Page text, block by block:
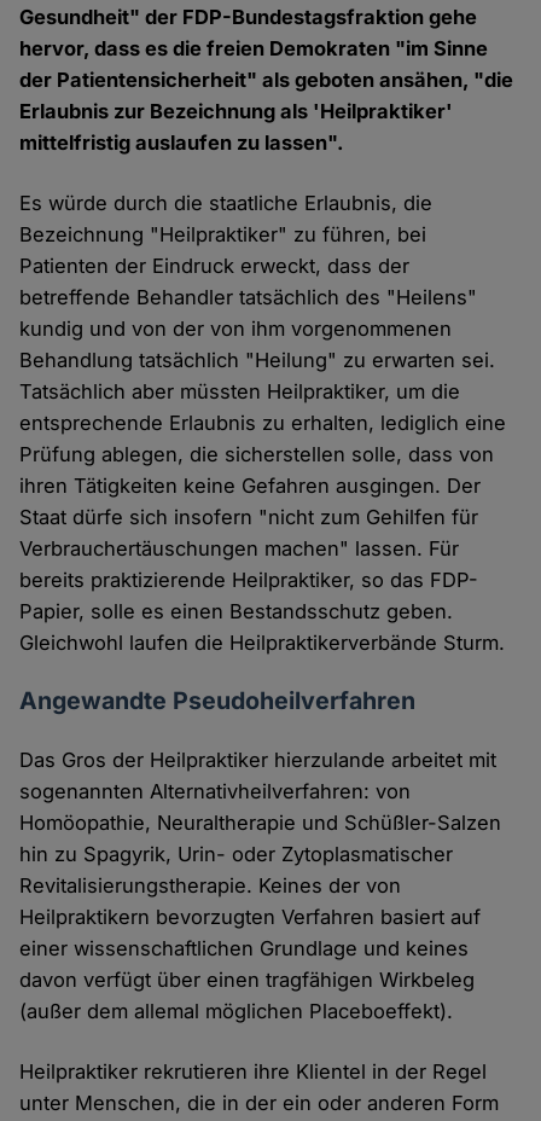
Gesundheit" der FDP-Bundestagsfraktion gehe
hervor, dass es die freien Demokraten "im Sinne
der Patientensicherheit" als geboten ansähen, "die
Erlaubnis zur Bezeichnung als 'Heilpraktiker'
mittelfristig auslaufen zu lassen".
Es würde durch die staatliche Erlaubnis, die
Bezeichnung "Heilpraktiker" zu führen, bei
Patienten der Eindruck erweckt, dass der
betreffende Behandler tatsächlich des "Heilens"
kundig und von der von ihm vorgenommenen
Behandlung tatsächlich "Heilung" zu erwarten sei.
Tatsächlich aber müssten Heilpraktiker, um die
entsprechende Erlaubnis zu erhalten, lediglich eine
Prüfung ablegen, die sicherstellen solle, dass von
ihren Tätigkeiten keine Gefahren ausgingen. Der
Staat dürfe sich insofern "nicht zum Gehilfen für
Verbrauchertäuschungen machen" lassen. Für
bereits praktizierende Heilpraktiker, so das FDP-
Papier, solle es einen Bestandsschutz geben.
Gleichwohl laufen die Heilpraktikerverbände Sturm.
Angewandte Pseudoheilverfahren
Das Gros der Heilpraktiker hierzulande arbeitet mit
sogenannten Alternativheilverfahren: von
Homöopathie, Neuraltherapie und Schüßler-Salzen
hin zu Spagyrik, Urin- oder Zytoplasmatischer
Revitalisierungstherapie. Keines der von
Heilpraktikern bevorzugten Verfahren basiert auf
einer wissenschaftlichen Grundlage und keines
davon verfügt über einen tragfähigen Wirkbeleg
(außer dem allemal möglichen Placeboeffekt).
Heilpraktiker rekrutieren ihre Klientel in der Regel
unter Menschen, die in der ein oder anderen Form